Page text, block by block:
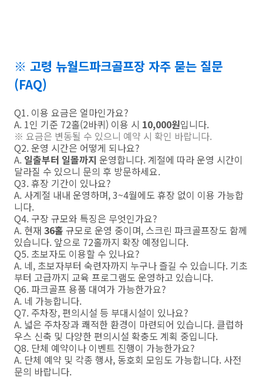
※ 고령 뉴월드파크골프장 자주 묻는 질문
(FAQ)
Q1. 이용 요금은 얼마인가요?
A. 1인 기준 72홀(2바퀴) 이용 시 10,000원입니다.
※ 요금은 변동될 수 있으니 예약 시 확인 바랍니다.
Q2. 운영 시간은 어떻게 되나요?
A. 일출부터 일몰까지 운영합니다. 계절에 따라 운영 시간이
달라질 수 있으니 문의 후 방문하세요.
Q3. 휴장 기간이 있나요?
A. 사계절 내내 운영하며, 3~4월에도 휴장 없이 이용 가능합
니다.
Q4. 구장 규모와 특징은 무엇인가요?
A. 현재 36홀 규모로 운영 중이며, 스크린 파크골프장도 함께
있습니다. 앞으로 72홀까지 확장 예정입니다.
Q5. 초보자도 이용할 수 있나요?
A. 네, 초보자부터 숙련자까지 누구나 즐길 수 있습니다. 기초
부터 고급까지 교육 프로그램도 운영하고 있습니다.
Q6. 파크골프 용품 대여가 가능한가요?
A. 네 가능합니다.
Q7. 주차장, 편의시설 등 부대시설이 있나요?
A. 넓은 주차장과 쾌적한 환경이 마련되어 있습니다. 클럽하
우스 신축 및 다양한 편의시설 확충도 계획 중입니다.
Q8. 단체 예약이나 이벤트 진행이 가능한가요?
A. 단체 예약 및 각종 행사, 동호회 모임도 가능합니다. 사전
문의 바랍니다.